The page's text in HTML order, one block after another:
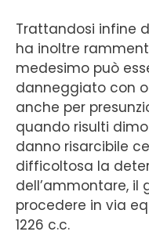
Trattandosi infine
ha inoltre
medesimo può
danneggiato con
anche per
quando risulti
danno risarcibile
difficoltosa la
dell’ammontare, il
procedere in via
1226 c.c.